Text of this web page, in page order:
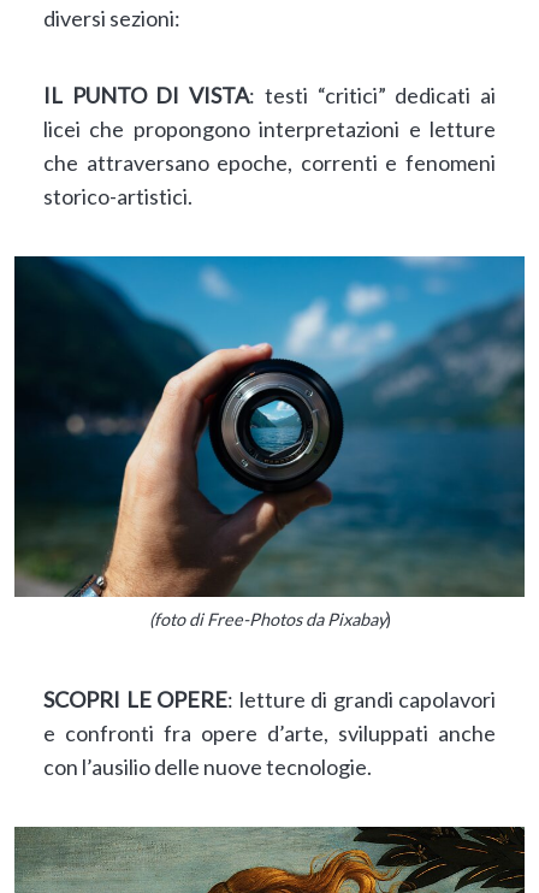
diversi sezioni:
IL PUNTO DI VISTA: testi “critici” dedicati ai
licei che propongono interpretazioni e letture
che attraversano epoche, correnti e fenomeni
storico-artistici.
(foto di Free-Photos da Pixabay)
SCOPRI LE OPERE: letture di grandi capolavori
e confronti fra opere d’arte, sviluppati anche
con l’ausilio delle nuove tecnologie.